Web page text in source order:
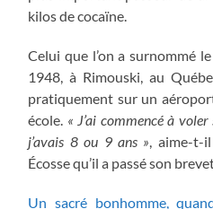
kilos de cocaïne.
Celui que l’on a surnommé
1948, à Rimouski, au
pratiquement sur un
école. « J’ai commencé à
j’avais 8 ou 9 ans » , aime-t-
Écosse qu’il a passé son
Un sacré bonhomme,